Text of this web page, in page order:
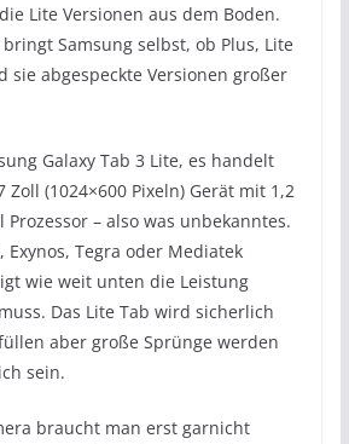
Lite Versionen aus dem Boden.
Samsung selbst, ob Plus, Lite
sie abgespeckte Versionen großer
Galaxy Tab 3 Lite, es handelt
(1024×600 Pixeln) Gerät mit 1,2
Prozessor – also was unbekanntes.
Exynos, Tegra oder Mediatek
wie weit unten die Leistung
Das Lite Tab wird sicherlich
aber große Sprünge werden
sein.
braucht man erst garnicht